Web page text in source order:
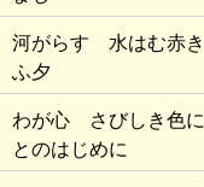
河がらす 水はむ赤
ふ夕
わが心 さびしき色
とのはじめに